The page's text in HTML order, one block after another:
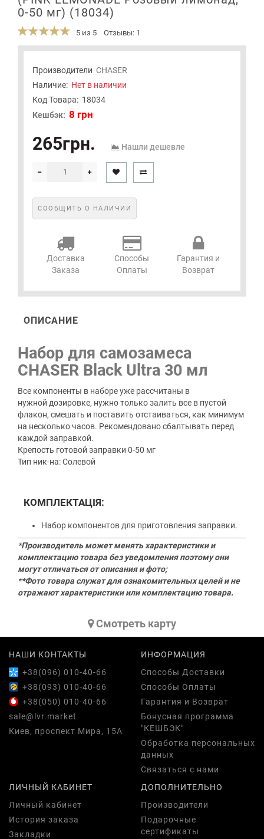
0-50 мг) (18034)
5 из 5 Отзывы: 1
Производители CHASER
Наличие: Нет в наличии
Код Товара: 18034
Кешбэк: 8 грн
265грн. Нашли дешевле
СООБЩИТЬ О НАЛИЧИИ
Доставка
Заказа
Способы
Оплаты
Гарантия и
Возврат
ОПИСАНИЕ
Набор для самозамеса
CHASER Black Ultra 30 мл
Все компоненты в наборе уже рассчитаны в
нужной дозировке, нужно только залить все в пустой
флакон, смешать и поставить отстаиваться, как минимум
на несколько часов. Рекомендовано сбалтывать перед
каждой заправкой.
Крепость готовой заправки 0-50 мг
Тип ник-на: Солевой
КОМПЛЕКТАЦІЯ:
Набор компонентов для приготовления заправки.
*Производитель может менять характеристики и
комплектацию товара без уведомления поэтому они
могут отличаться от описания и фото;
**Фото товара служат для ознакомительных целей и не
отражают характеристики или комплектацию товара.
Cмотреть карту
НАШИ КОНТАКТЫ
+38(096) 010-40-66
+38(093) 010-40-66
+38(050) 010-40-66
sale@lvr.market
Киев, проспект Мира, 15А
ИНФОРМАЦИЯ
Способы Доставки
Способы Оплаты
Гарантия и Возврат
Бонусная программа
"КЕШБЭК"
Обработка персональных
данных
Связаться с нами
ЛИЧНЫЙ КАБИНЕТ
Личный кабинет
История заказа
Закладки
ДОПОЛНИТЕЛЬНО
Производители
Подарочные
сертификаты